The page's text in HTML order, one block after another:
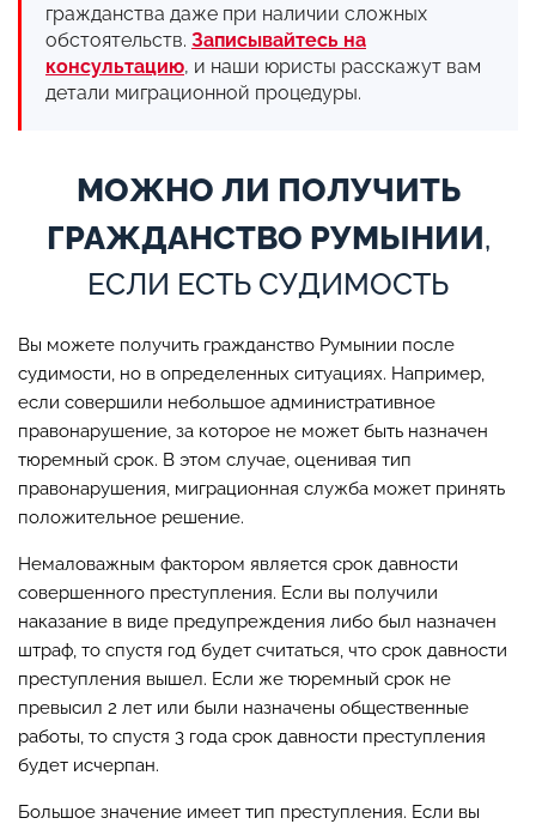
гражданства даже при наличии сложных
обстоятельств. Записывайтесь на
консультацию, и наши юристы расскажут вам
детали миграционной процедуры.
МОЖНО ЛИ ПОЛУЧИТЬ
ГРАЖДАНСТВО РУМЫНИИ,
ЕСЛИ ЕСТЬ СУДИМОСТЬ
Вы можете получить гражданство Румынии после
судимости, но в определенных ситуациях. Например,
если совершили небольшое административное
правонарушение, за которое не может быть назначен
тюремный срок. В этом случае, оценивая тип
правонарушения, миграционная служба может принять
положительное решение.
Немаловажным фактором является срок давности
совершенного преступления. Если вы получили
наказание в виде предупреждения либо был назначен
штраф, то спустя год будет считаться, что срок давности
преступления вышел. Если же тюремный срок не
превысил 2 лет или были назначены общественные
работы, то спустя 3 года срок давности преступления
будет исчерпан.
Большое значение имеет тип преступления. Если вы